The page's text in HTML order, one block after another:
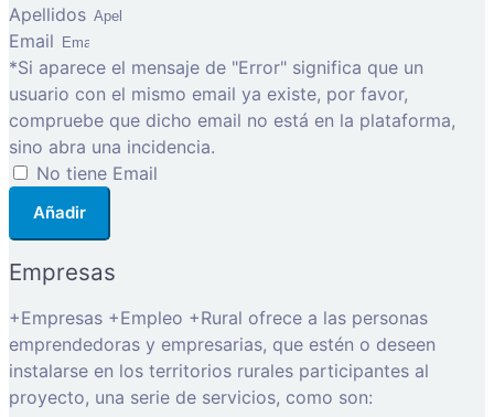
Apellidos
Email
*Si aparece el mensaje de "Error" significa que un
usuario con el mismo email ya existe, por favor,
compruebe que dicho email no está en la plataforma,
sino abra una incidencia.
No tiene Email
Añadir
Empresas
+Empresas +Empleo +Rural ofrece a las personas
emprendedoras y empresarias, que estén o deseen
instalarse en los territorios rurales participantes al
proyecto, una serie de servicios, como son: